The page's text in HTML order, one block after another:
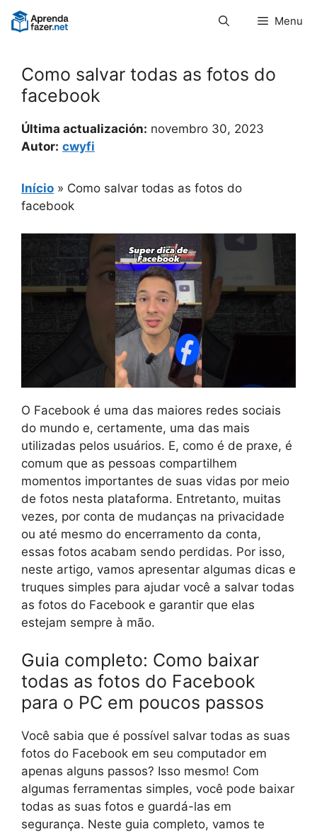
Pular
para
Menu
Como salvar todas as fotos do
facebook
Última actualización: novembro 30, 2023
Autor: cwyfi
Início » Como salvar todas as fotos do
facebook
O Facebook é uma das maiores redes sociais
do mundo e, certamente, uma das mais
utilizadas pelos usuários. E, como é de praxe, é
comum que as pessoas compartilhem
momentos importantes de suas vidas por meio
de fotos nesta plataforma. Entretanto, muitas
vezes, por conta de mudanças na privacidade
ou até mesmo do encerramento da conta,
essas fotos acabam sendo perdidas. Por isso,
neste artigo, vamos apresentar algumas dicas e
truques simples para ajudar você a salvar todas
as fotos do Facebook e garantir que elas
estejam sempre à mão.
Guia completo: Como baixar
todas as fotos do Facebook
para o PC em poucos passos
Você sabia que é possível salvar todas as suas
fotos do Facebook em seu computador em
apenas alguns passos? Isso mesmo! Com
algumas ferramentas simples, você pode baixar
todas as suas fotos e guardá-las em
segurança. Neste guia completo, vamos te